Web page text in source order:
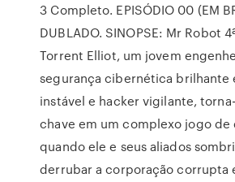
3 Completo. EPISÓDIO 00 (EM
DUBLADO. SINOPSE: Mr Robot
Torrent Elliot, um jovem
segurança cibernética brilhante
instável e hacker vigilante,
chave em um complexo jogo
quando ele e seus aliados
derrubar a corporação corrupta